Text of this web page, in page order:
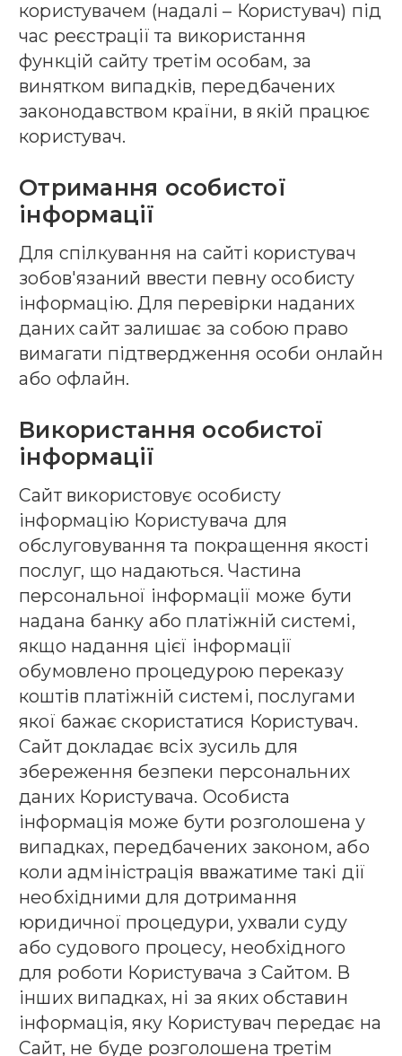
користувачем (надалі – Користувач) під
час реєстрації та використання
функцій сайту третім особам, за
винятком випадків, передбачених
законодавством країни, в якій працює
користувач.
Отримання особистої
інформації
Для спілкування на сайті користувач
зобов'язаний ввести певну особисту
інформацію. Для перевірки наданих
даних сайт залишає за собою право
вимагати підтвердження особи онлайн
або офлайн.
Використання особистої
інформації
Сайт використовує особисту
інформацію Користувача для
обслуговування та покращення якості
послуг, що надаються. Частина
персональної інформації може бути
надана банку або платіжній системі,
якщо надання цієї інформації
обумовлено процедурою переказу
коштів платіжній системі, послугами
якої бажає скористатися Користувач.
Сайт докладає всіх зусиль для
збереження безпеки персональних
даних Користувача. Особиста
інформація може бути розголошена у
випадках, передбачених законом, або
коли адміністрація вважатиме такі дії
необхідними для дотримання
юридичної процедури, ухвали суду
або судового процесу, необхідного
для роботи Користувача з Сайтом. В
інших випадках, ні за яких обставин
інформація, яку Користувач передає на
Сайт, не буде розголошена третім